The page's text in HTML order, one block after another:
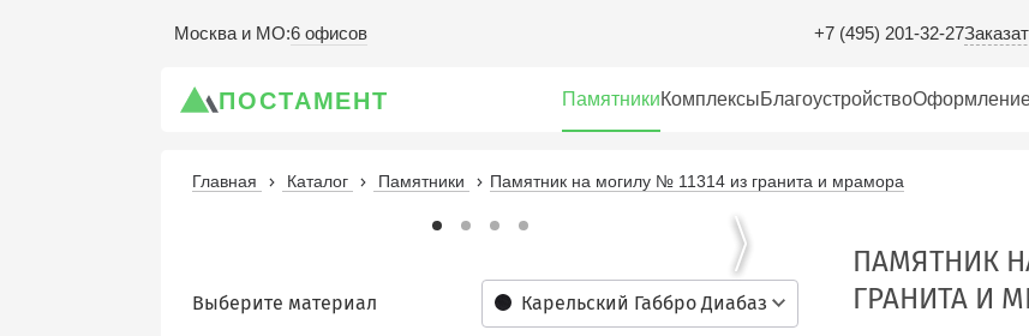
Москва и МО:6 офисов +7 (495) 201-32-27
ПОСТАМЕНТ ПамятникиКомплексыБлагоустройство
Главная Каталог Памятники Памятник на могилу № 11314 из гранита и мрамора
Карельский Габбро Диабаз
Выберите материал
ПАМЯТНИК
ГРАНИТА И